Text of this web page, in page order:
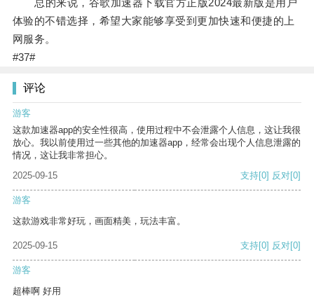
总的来说，谷歌加速器下载官方正版2024最新版是用户
体验的不错选择，希望大家能够享受到更加快速和便捷的上
网服务。
#37#
评论
游客
这款加速器app的安全性很高，使用过程中不会泄露个人信息，这让我很
放心。我以前使用过一些其他的加速器app，经常会出现个人信息泄露的
情况，这让我非常担心。
2025-09-15
支持[0] 反对[0]
游客
这款游戏非常好玩，画面精美，玩法丰富。
2025-09-15 支持[0] 反对[0]
游客
超棒啊 好用